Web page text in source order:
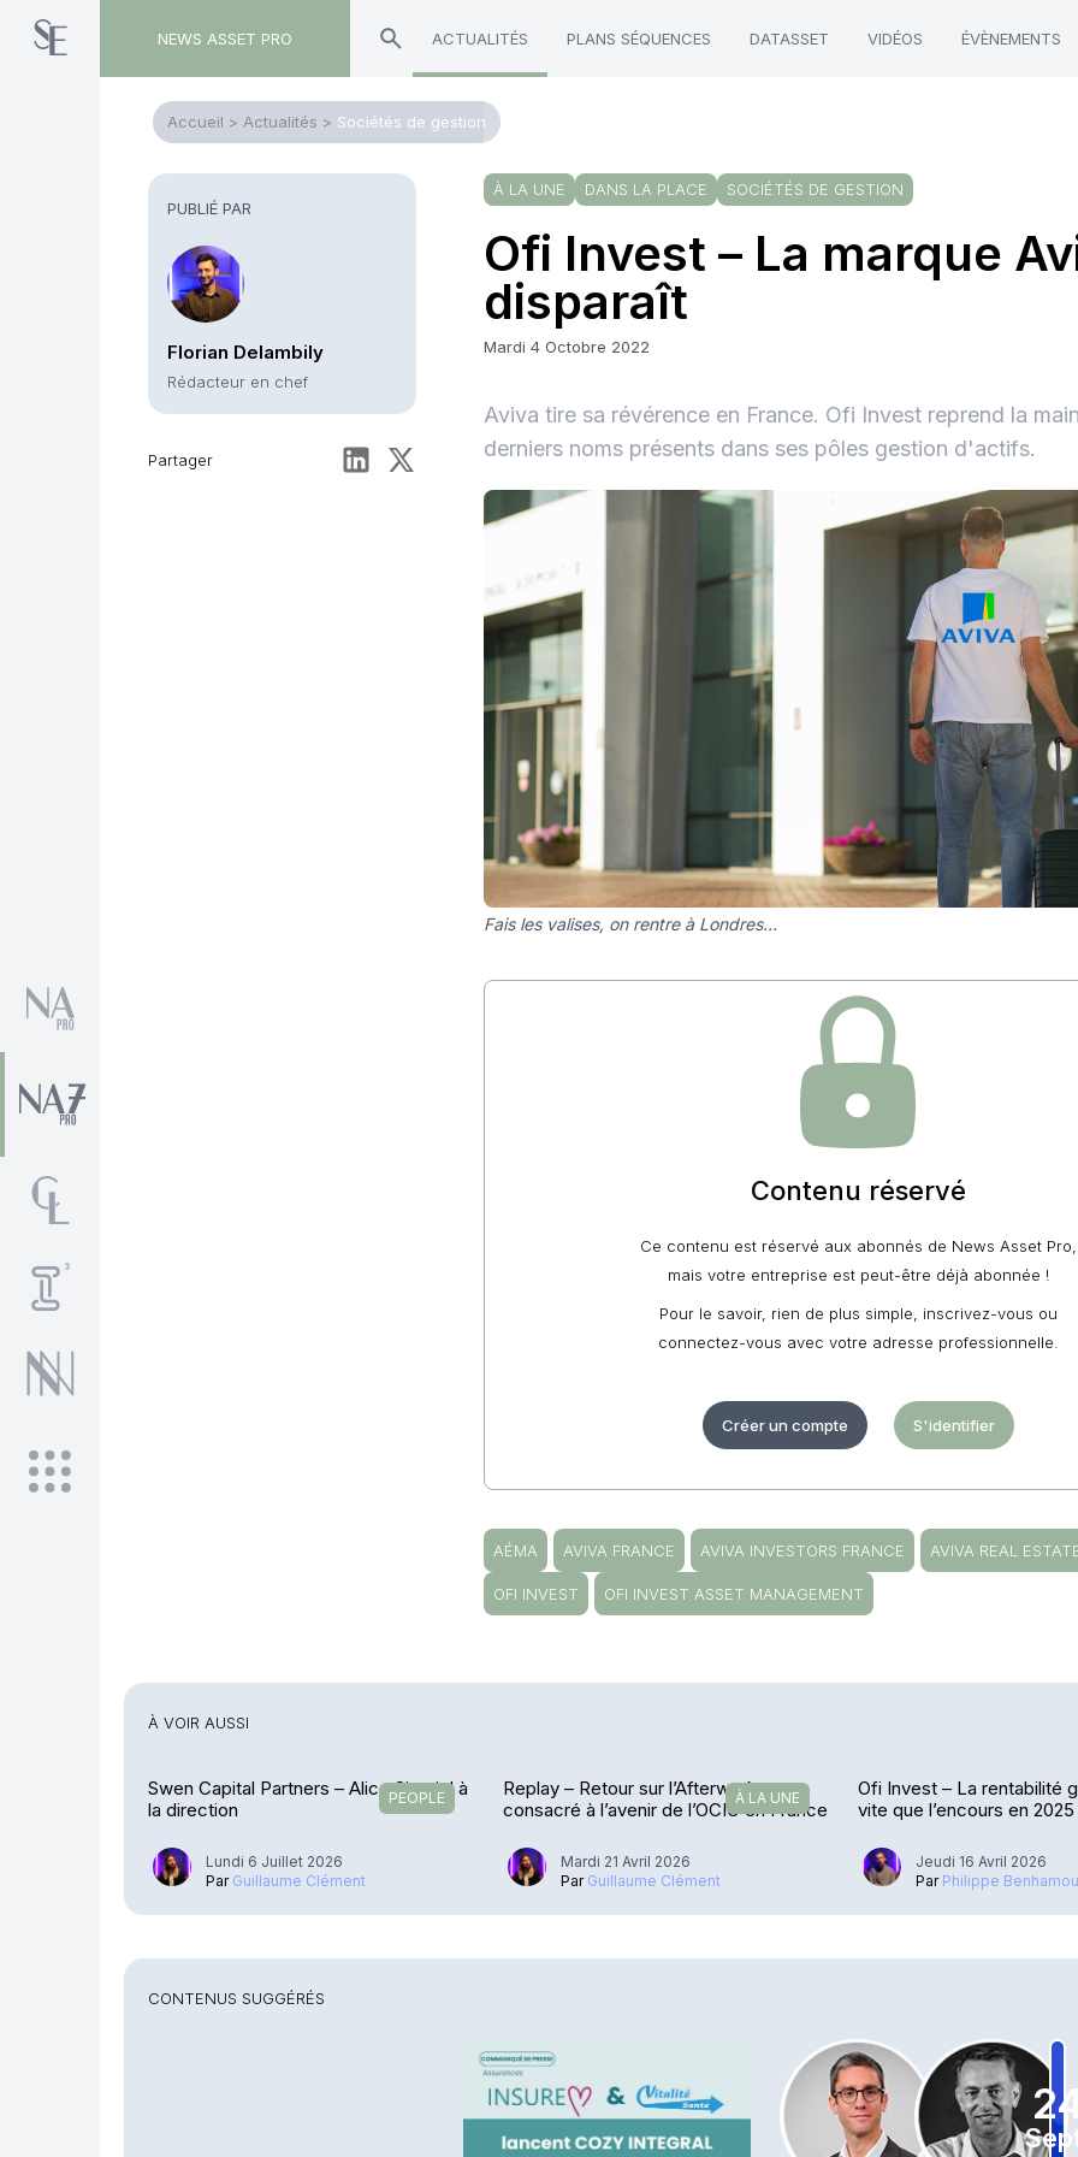
NEWS ASSET PRO ACTUALITÉS PLANS SÉQUENCES DATASSET VIDÉOS ÉVÈNEMENTS
Accueil > Actualités > Sociétés de gestion
PUBLIÉ PAR
Florian Delambily
Rédacteur en chef
Partager
À LA UNE DANS LA PLACE SOCIÉTÉS DE GESTION
Ofi Invest – La marque
disparaît
Mardi 4 Octobre 2022
Aviva tire sa révérence en France. Ofi Invest reprend la
derniers noms présents dans ses pôles gestion d'actifs.
Fais les valises, on rentre à Londres...
Contenu réservé
Ce contenu est réservé aux abonnés de News Asset Pro,
mais votre entreprise est peut-être déjà abonnée !
Pour le savoir, rien de plus simple, inscrivez-vous ou
connectez-vous avec votre adresse professionnelle.
Créer un compte S'identifier
AÉMA AVIVA FRANCE AVIVA INVESTORS FRANCE AVIVA REAL
OFI INVEST OFI INVEST ASSET MANAGEMENT
À VOIR AUSSI
PEOPLE
Swen Capital Partners – Alice Sireyjol à
la direction
Lundi 6 Juillet 2026
Par Guillaume Clément
À LA UNE
Replay – Retour sur l’Afterwork
consacré à l’avenir de l’OCIO en France
Mardi 21 Avril 2026
Par Guillaume Clément
Ofi Invest – La rentabilité
vite que l’encours en 2025
Jeudi 16 Avril 2026
Par Philippe Benhamou
CONTENUS SUGGÉRÉS